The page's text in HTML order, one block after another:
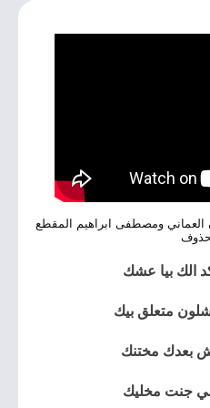
ومصطفى ابراهيم المقطع
الك بيا عشك
متعلق بيك
بعدك مختنك
جنت مخليك